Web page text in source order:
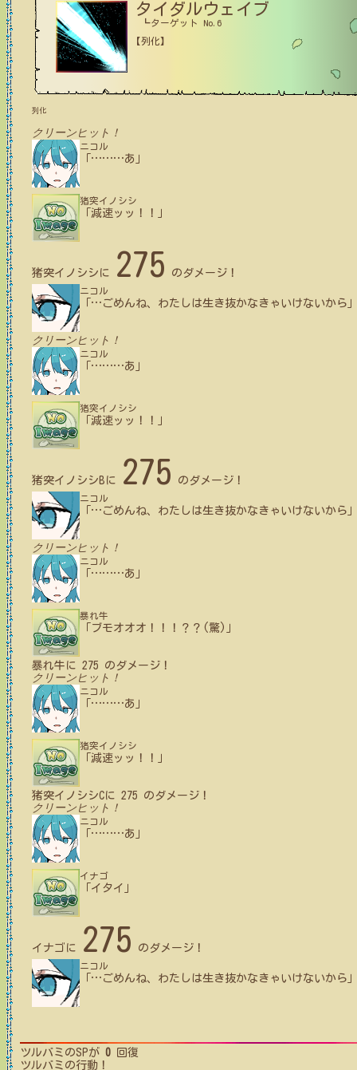
タイダルウェイブ
┗ターゲット No.6
【列化】
列化
クリーンヒット！
ニコル
………あ」
猪突イノシシ
「減速ッッ！！」
猪突イノシシ に 275 のダメージ！
ニコル
… ごめんね、わたしは生き抜かなきゃいけないから
クリーンヒット！
ニコル
………あ」
猪突イノシシ
「減速ッッ！！」
猪突イノシシB に 275 のダメージ！
ニコル
… ごめんね、わたしは生き抜かなきゃいけないから
クリーンヒット！
ニコル
………あ」
暴れ牛
「ブモオオオ！！！？？(驚)」
暴れ牛 に 275 のダメージ！
クリーンヒット！
ニコル
………あ」
猪突イノシシ
「減速ッッ！！」
猪突イノシシCに 275 のダメージ！
クリーンヒット！
ニコル
………あ」
イナゴ
「イタイ」
イナゴ に 275 のダメージ！
ニコル
… ごめんね、わたしは生き抜かなきゃいけないから
ツルバミ のSPが 0 回復
ツルバミ の行動！